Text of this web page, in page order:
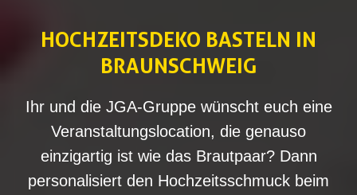
HOCHZEITSDEKO BASTELN IN
BRAUNSCHWEIG
Ihr und die JGA-Gruppe wünscht euch eine
Veranstaltungslocation, die genauso
einzigartig ist wie das Brautpaar? Dann
personalisiert den Hochzeitsschmuck beim